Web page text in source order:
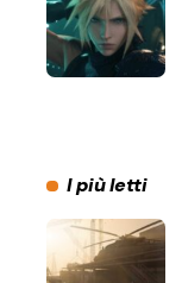
I più letti